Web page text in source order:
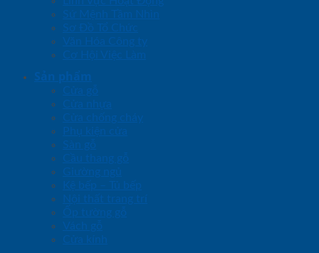
Sứ Mệnh Tầm Nhìn
Sơ Đồ Tổ Chức
Văn Hóa Công ty
Cơ Hội Việc Làm
Sản phẩm
Cửa gỗ
Cửa nhựa
Cửa chống cháy
Phụ kiện cửa
Sàn gỗ
Cầu thang gỗ
Giường ngủ
Kệ bếp – Tủ bếp
Nội thất trang trí
Ốp tường gỗ
Vách gỗ
Cửa kính